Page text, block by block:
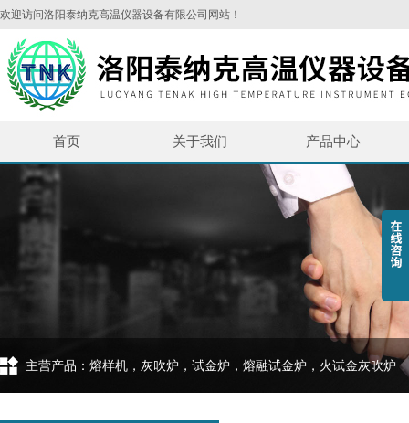
欢迎访问洛阳泰纳克高温仪器设备有限公司网站！
首页 关于我们 产品中心
主营产品：熔样机，灰吹炉，试金炉，熔融试金炉，火试金灰吹炉